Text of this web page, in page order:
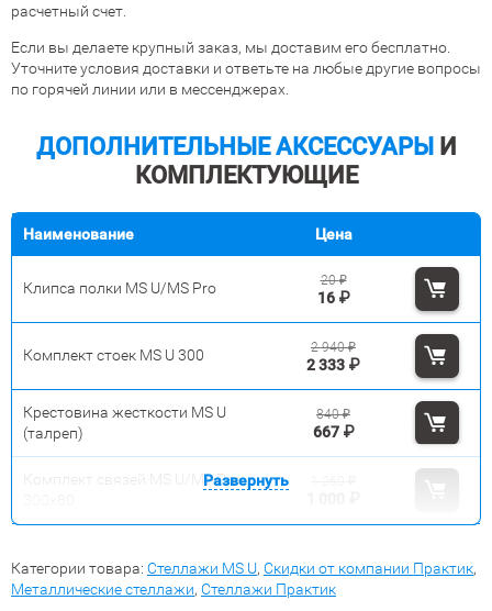
расчетный счет.
Если вы делаете крупный заказ, мы доставим его бесплатно.
Уточните условия доставки и ответьте на любые другие вопросы
по горячей линии или в мессенджерах.
ДОПОЛНИТЕЛЬНЫЕ АКСЕССУАРЫ И
КОМПЛЕКТУЮЩИЕ
Наименование Цена
Клипса полки MS U/MS Pro
16 ₽
20₽
Комплект стоек MS U 300
2 333 ₽
2 940₽
Крестовина жесткости MS U
(талреп)
667 ₽
840₽
Комплект связей MS U/MS ProРазвернуть
Категории товара: Стеллажи MS U, Скидки от компании Практик,
Металлические стеллажи, Стеллажи Практик